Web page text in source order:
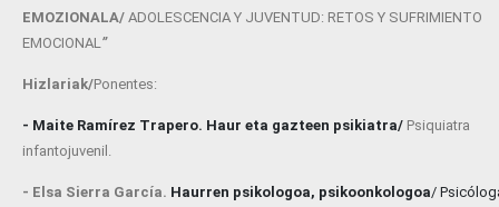
EMOZIONALA/ ADOLESCENCIA Y JUVENTUD: RETOS Y SUFRIMIENTO
EMOCIONAL ”
Hizlariak/Ponentes:
- Maite Ramírez Trapero. Haur eta gazteen psikiatra/ Psiquiatra
infantojuvenil.
- Elsa Sierra García. Haurren psikologoa, psikoonkologoa/